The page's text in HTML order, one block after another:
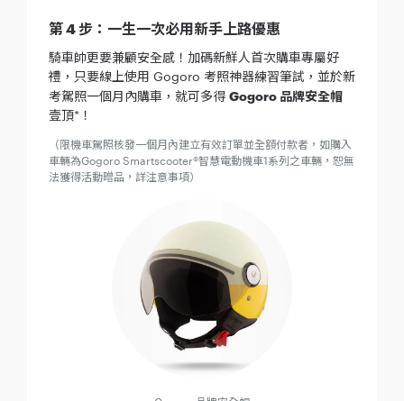
第 4 步：一生一次必用新手上路優惠
騎車帥更要兼顧安全感！加碼新鮮人首次購車專屬好
禮，只要線上使用 Gogoro 考照神器練習筆試，並於新
考駕照一個月內購車，就可多得 Gogoro 品牌安全帽
壹頂*！
（限機車駕照核發一個月內建立有效訂單並全額付款者，如購入
車輛為Gogoro Smartscooter®智慧電動機車1系列之車輛，恕無
法獲得活動㽪品，詳注意事項）